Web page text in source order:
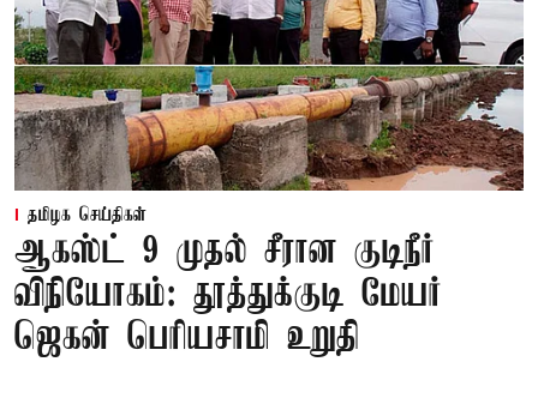
தமிழக செய்திகள்
ஆகஸ்ட் 9 முதல் சீரான குடிநீர்
விநியோகம்: தூத்துக்குடி மேயர்
ஜெகன் பெரியசாமி உறுதி